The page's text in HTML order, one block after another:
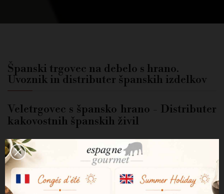
Španski trgovec na debelo s hrano.
Uvoznik in distributer španskih izdelkov
Veletrgovec s špansko hrano - Distributer
kakovostnih španskih živil
Ste živilski strokovnjak?
Če ste živilski delavec, restavracija, delikatesa, sirarna ali
delikatesa, vam lahko neposredno dobavljamo izdelke po
konkurenčnih cenah in z nesporno kakovostjo.